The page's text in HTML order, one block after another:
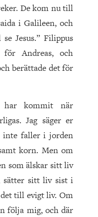
De kom nu till
i Galileen, och
Jesus.” Filippus
Andreas, och
berättade det för
har kommit när
Jag säger er
inte faller i jorden
korn. Men om
som älskar sitt liv
sätter sitt liv sist i
till evigt liv. Om
följa mig, och där